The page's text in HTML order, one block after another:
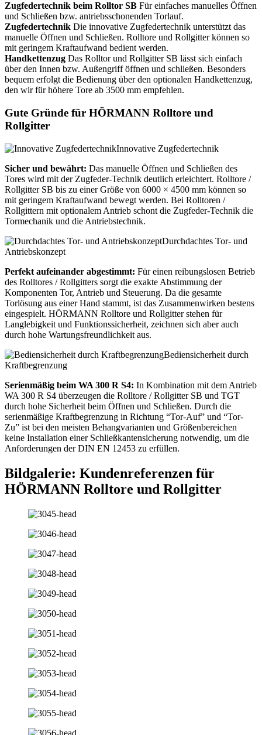
Zugfedertechnik beim Rolltor SB Für einfaches manuelles Öffnen
und Schließen bzw. antriebsschonenden Torlauf.
Zugfedertechnik Die innovative Zugfedertechnik unterstützt das
manuelle Öffnen und Schließen. Rolltore und Rollgitter können so
mit geringem Kraftaufwand bedient werden.
Handkettenzug Das Rolltor und Rollgitter SB lässt sich einfach
über den Innen bzw. Außengriff öffnen und schließen. Besonders
bequem erfolgt die Bedienung über den optionalen Handkettenzug,
den wir für höhere Tore ab 3500 mm empfehlen.
Gute Gründe für HÖRMANN Rolltore und
Rollgitter
Innovative Zugfedertechnik
Sicher und bewährt: Das manuelle Öffnen und Schließen des
Tores wird mit der Zugfeder-Technik deutlich erleichtert. Rolltore /
Rollgitter SB bis zu einer Größe von 6000 × 4500 mm können so
mit geringem Kraftaufwand bewegt werden. Bei Rolltoren /
Rollgittern mit optionalem Antrieb schont die Zugfeder-Technik die
Tormechanik und die Antriebstechnik.
Durchdachtes Tor- und
Antriebskonzept
Perfekt aufeinander abgestimmt: Für einen reibungslosen Betrieb
des Rolltores / Rollgitters sorgt die exakte Abstimmung der
Komponenten Tor, Antrieb und Steuerung. Da die gesamte
Torlösung aus einer Hand stammt, ist das Zusammenwirken bestens
eingespielt. HÖRMANN Rolltore und Rollgitter stehen für
Langlebigkeit und Funktionssicherheit, zeichnen sich aber auch
durch hohe Wartungsfreundlichkeit aus.
Bediensicherheit durch
Kraftbegrenzung
Serienmäßig beim WA 300 R S4: In Kombination mit dem Antrieb
WA 300 R S4 überzeugen die Rolltore / Rollgitter SB und TGT
durch hohe Sicherheit beim Öffnen und Schließen. Durch die
serienmäßige Kraftbegrenzung in Richtung “Tor-Auf” und “Tor-
Zu” ist bei den meisten Behangvarianten und Größenbereichen
keine Installation einer Schließkantensicherung notwendig, um die
Anforderungen der DIN EN 12453 zu erfüllen.
Bildgalerie: Kundenreferenzen für
HÖRMANN Rolltore und Rollgitter